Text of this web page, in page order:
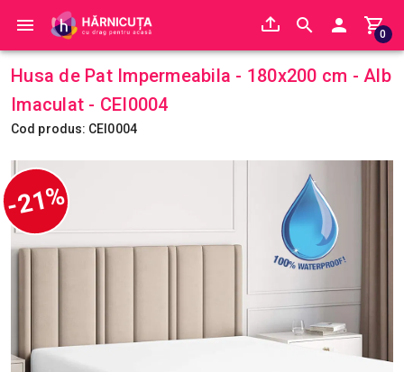
0
Husa de Pat Impermeabila - 180x200 cm - Alb
Imaculat - CEI0004
Cod produs: CEI0004
-21%